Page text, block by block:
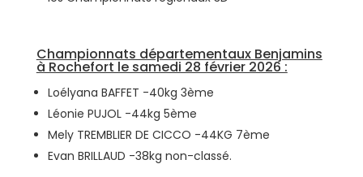
Championnats départementaux Benjamins
à Rochefort le samedi 28 février 2026 :
Loélyana BAFFET -40kg 3ème
Léonie PUJOL -44kg 5ème
Mely TREMBLIER DE CICCO -44KG 7ème
Evan BRILLAUD -38kg non-classé.